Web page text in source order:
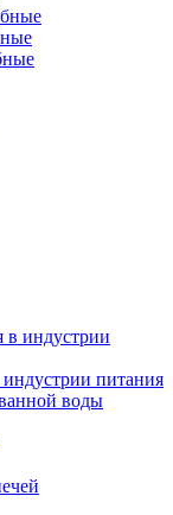
питания
воды